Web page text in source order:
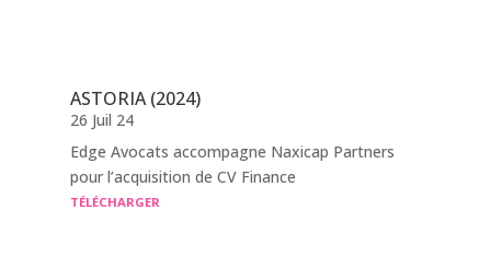
ASTORIA (2024)
26 Juil 24
Edge Avocats accompagne Naxicap Partners
pour l’acquisition de CV Finance
TÉLÉCHARGER